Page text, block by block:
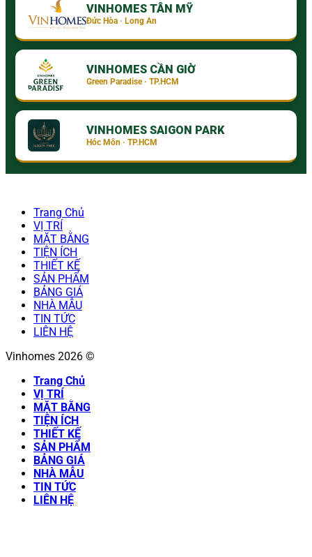
VINHOMES TÂN MỸ
Đức Hòa · Long An
VINHOMES CẦN GIỜ
Green Paradise · TP.HCM
VINHOMES SAIGON PARK
Hóc Môn · TP.HCM
Trang Chủ
VỊ TRÍ
MẶT BẰNG
TIỆN ÍCH
THIẾT KẾ
SẢN PHẨM
BẢNG GIÁ
NHÀ MẪU
TIN TỨC
LIÊN HỆ
Vinhomes 2026 ©
Trang Chủ
VỊ TRÍ
MẶT BẰNG
TIỆN ÍCH
THIẾT KẾ
SẢN PHẨM
BẢNG GIÁ
NHÀ MẪU
TIN TỨC
LIÊN HỆ